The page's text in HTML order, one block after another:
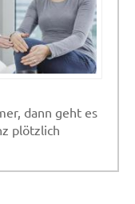
dann geht es
plötzlich